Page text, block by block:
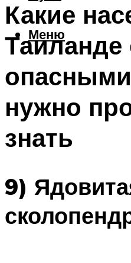
Меню
Какие
Таиланде
нужно
знать
9)